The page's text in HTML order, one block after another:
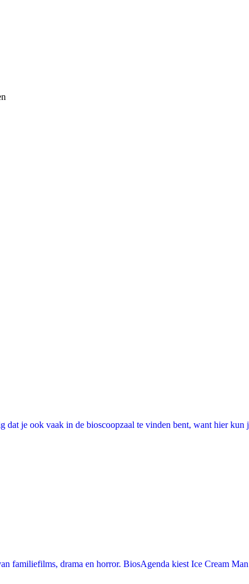
dat je ook vaak in de bioscoopzaal te vinden bent, want hier
familiefilms, drama en horror. BiosAgenda kiest Ice Cream